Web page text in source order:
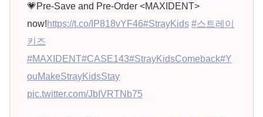
💗Pre-Save and Pre-Order <MAXIDENT>
now!https://t.co/IP818vYF46#StrayKids #스트레이
키즈
#MAXIDENT#CASE143#StrayKidsComeback#Y
ouMakeStrayKidsStay
pic.twitter.com/JbIVRTNb75